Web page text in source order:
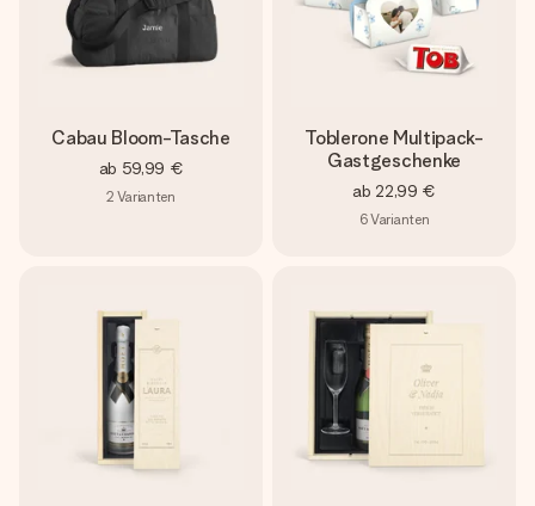
Cabau Bloom-Tasche
ab 59,99 €
2 Varianten
Toblerone Multipack-
Gastgeschenke
ab 22,99 €
6Varianten